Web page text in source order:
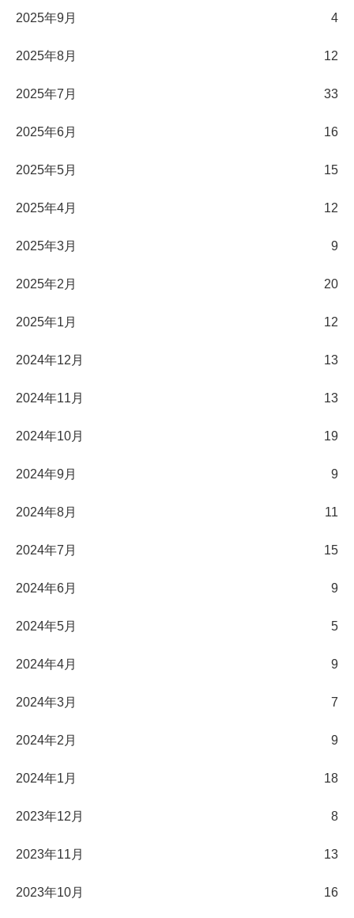
2025年9月 4
2025年8月 12
2025年7月 33
2025年6月 16
2025年5月 15
2025年4月 12
2025年3月 9
2025年2月 20
2025年1月 12
2024年12月 13
2024年11月 13
2024年10月 19
2024年9月 9
2024年8月 11
2024年7月 15
2024年6月 9
2024年5月 5
2024年4月 9
2024年3月 7
2024年2月 9
2024年1月 18
2023年12月 8
2023年11月 13
2023年10月 16